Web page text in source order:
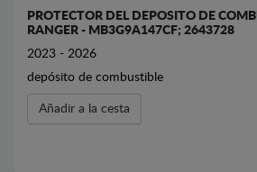
PROTECTOR DEL DEPOSITO DE
RANGER - MB3G9A147CF; 2643728
2023 - 2026
depósito de combustible
Añadir a la cesta